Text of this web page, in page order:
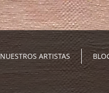
NUESTROS ARTISTAS